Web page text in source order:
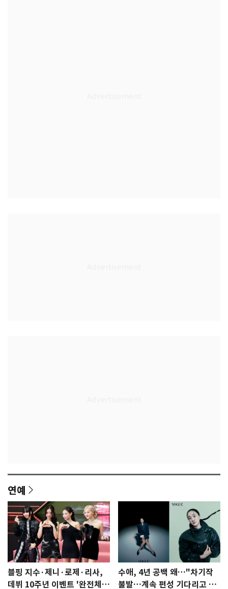
연예
블핑 지수·제니·로제·리사,
데뷔 10주년 이벤트 '완전체'
수애, 4년 공백 왜…"차기작
불발…계속 편성 기다리고 있